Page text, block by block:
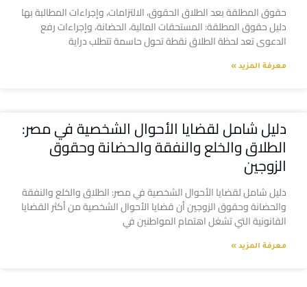
حقوق المطلقة بعد الطلاق الحقوق، الالتزامات، وإجراءات المطالبة بها
دليل حقوق المطلقة: المستحقات المالية، الحضانة، وإجراءات رفع
الدعوى تعد لحظة الطلاق نقطة تحول حاسمة تتطلب دراية
معرفة المزيد »
دليل شامل لقضايا الأحوال الشخصية في مصر:
الطلاق والخلع والنفقة والحضانة وحقوق
الزوجين
دليل شامل لقضايا الأحوال الشخصية في مصر: الطلاق والخلع والنفقة
والحضانة وحقوق الزوجين أن قضايا الأحوال الشخصية من أكثر القضايا
القانونية التي تشغل اهتمام المواطنين في
معرفة المزيد »